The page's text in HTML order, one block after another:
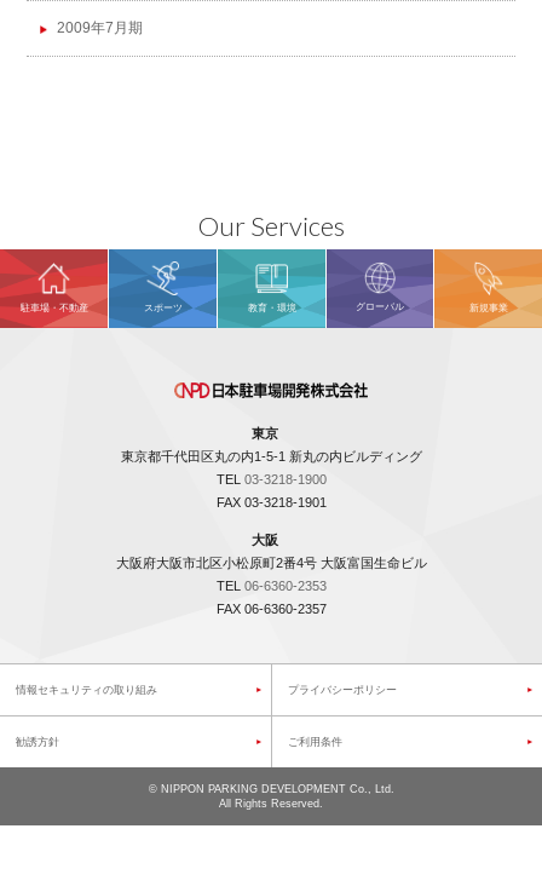
2009年7月期
Our Services
駐車場・不動産 スポーツ 教育・環境 グローバル 新規事業
東京
東京都千代田区丸の内1-5-1 新丸の内ビルディング
TEL 03-3218-1900
FAX 03-3218-1901
大阪
大阪府大阪市北区小松原町2番4号 大阪富国生命ビル
TEL 06-6360-2353
FAX 06-6360-2357
情報セキュリティの取り組み プライバシーポリシー
勧誘方針 ご利用条件
©NIPPON PARKING DEVELOPMENT Co., Ltd.
All Rights Reserved.